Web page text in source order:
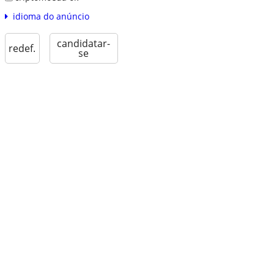
idioma do anúncio
redef. candidatar-
se